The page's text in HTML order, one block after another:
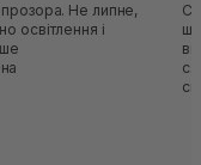
прозора. Не липне,
освітлення і